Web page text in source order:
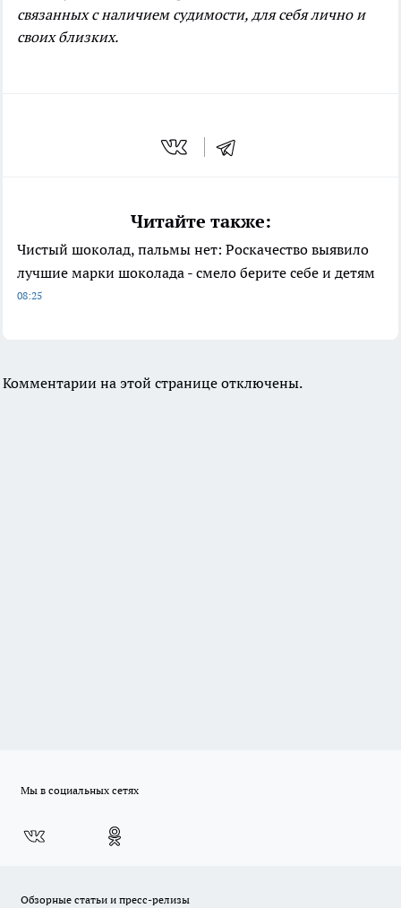
связанных с наличием судимости, для себя лично и
своих близких.
Читайте также:
Чистый шоколад, пальмы нет: Роскачество выявило
лучшие марки шоколада - смело берите себе и детям
08:25
Комментарии на этой странице отключены.
Мы в социальных сетях
Обзорные статьи и пресс-релизы